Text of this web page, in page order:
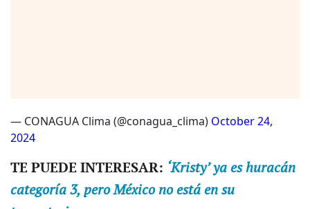
— CONAGUA Clima (@conagua_clima) October 24,
2024
TE PUEDE INTERESAR: ‘Kristy’ ya es huracán
categoría 3, pero México no está en su